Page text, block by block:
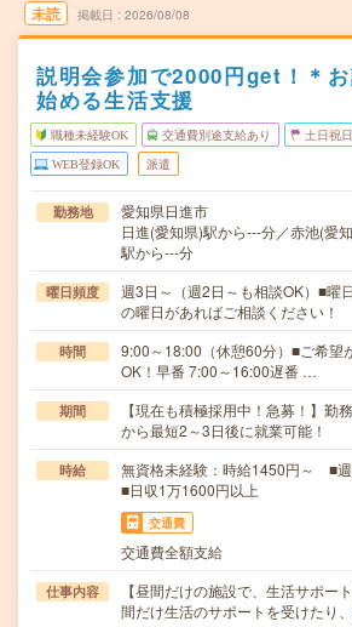
未読 掲載日 2026/08/08
説明会参加で2000円get！＊
始める生活支援
職種未経験OK 交通費別途支給あり 土日祝
WEB登録OK 派遣
勤務地
愛知県日進市
日進(愛知県)駅から---分／赤池(愛
駅から---分
曜日頻度
週3日～（週2日～も相談OK）■曜
の曜日があればご相談ください！
時間
9:00～18:00（休憩60分）■ご希望
OK！早番 7:00～16:00遅番 …
期間
【現在も積極採用中！急募！】勤
から最短2～3日後に就業可能！
時給
無資格未経験：時給1450円～ ■
■日収1万1600円以上
交通費
交通費全額支給
仕事内容
【昼間だけの施設で、生活サポー
間だけ生活のサポートを受けたり